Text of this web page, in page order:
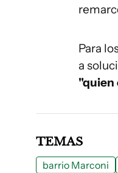
Para
a
"quien
TEMAS
barrio Marconi